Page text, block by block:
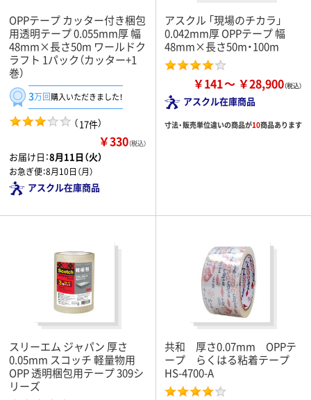
OPPテープ カッター付き梱包
用透明テープ 0.055mm厚 幅
48mm×長さ50m ワールドク
ラフト 1パック（カッター+1
巻）
3万回購入いただきました！
（17件）
￥330（税込）
お届け日：8月11日（火）
お急ぎ便：8月10日（月）
アスクル在庫商品
アスクル 「現場のチカラ」
0.042mm厚 OPPテープ 幅
48mm×長さ50m・100m
￥141 ￥28,900
アスクル在庫商品
寸法・販売単位違いの商品が10商品あります
スリーエム ジャパン 厚さ
0.05mm スコッチ 軽量物用
OPP 透明梱包用テープ 309シ
リーズ
共和 厚さ0.07mm OPPテ
ープ らくはる粘着テープ
HS-4700-A